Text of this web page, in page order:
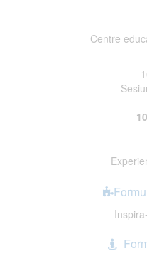
Centre